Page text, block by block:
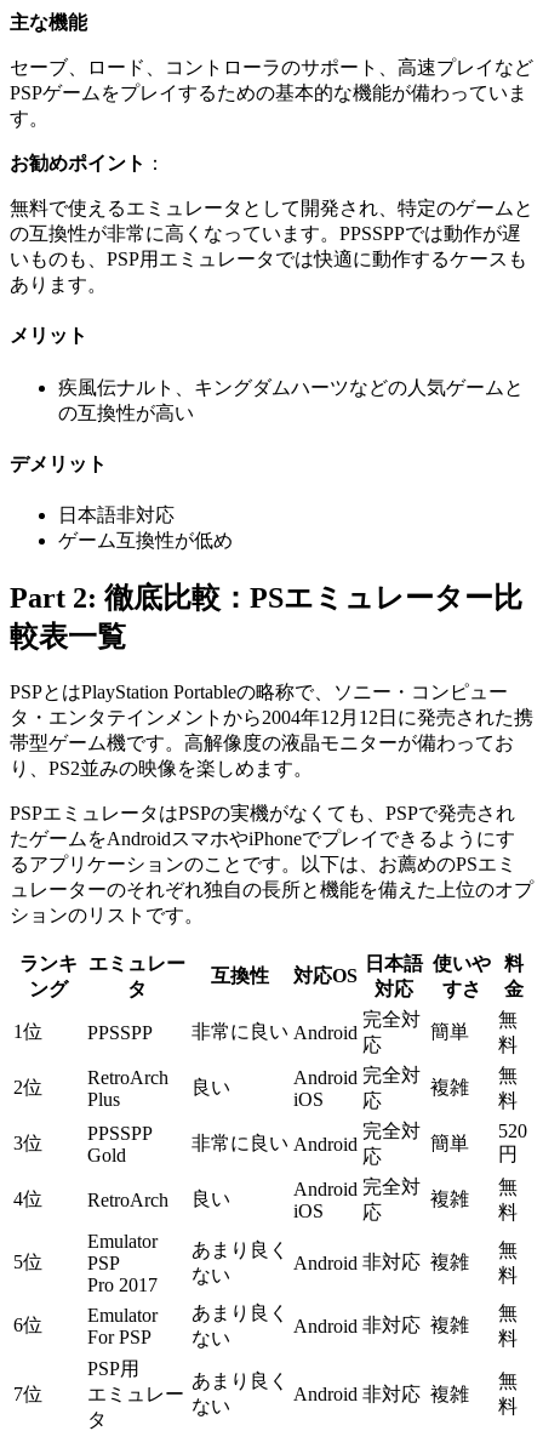
主な機能
セーブ、ロード、コントローラのサポート、高速プレイなど
PSPゲームをプレイするための基本的な機能が備わっていま
す。
お勧めポイント ：
無料で使えるエミュレータとして開発され、特定のゲームと
の互換性が非常に高くなっています。PPSSPPでは動作が遅
いものも、PSP用エミュレータでは快適に動作するケースも
あります。
メリット
疾風伝ナルト、キングダムハーツなどの人気ゲームと
の互換性が高い
デメリット
日本語非対応
ゲーム互換性が低め
Part 2: 徹底比較：PSエミュレーター比
較表一覧
PSPとはPlayStation Portableの略称で、ソニー・コンピュー
タ・エンタテインメントから2004年12月12日に発売された携
帯型ゲーム機です。高解像度の液晶モニターが備わってお
り、PS2並みの映像を楽しめます。
PSPエミュレータはPSPの実機がなくても、PSPで発売され
たゲームをAndroidスマホやiPhoneでプレイできるようにす
るアプリケーションのことです。以下は、お薦めのPSエミ
ュレーターのそれぞれ独自の長所と機能を備えた上位のオプ
ションのリストです。
ランキ
ング
エミュレー
タ
互換性 対応OS
日本語
対応
使いや
すさ
料
金
1位 PPSSPP 非常に良い Android
完全対
応
簡単
無
料
2位
RetroArch
Plus
良い
Android
iOS
完全対
応
複雑
無
料
3位
PPSSPP
Gold
非常に良い Android
完全対
応
簡単
520
円
4位 RetroArch 良い
Android
iOS
完全対
応
複雑
無
料
5位
Emulator
PSP
Pro 2017
あまり良く
ない
Android 非対応 複雑
無
料
6位
Emulator
For PSP
あまり良く
ない
Android 非対応 複雑
無
料
7位
PSP用
エミュレー
タ
あまり良く
ない
Android 非対応 複雑
無
料